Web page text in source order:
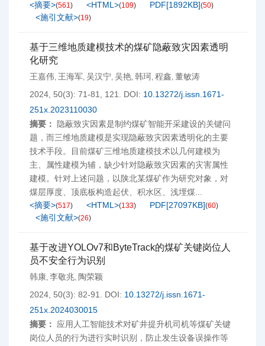
<摘要>(561) <HTML>(109) PDF[1892KB](50)
<施引文献>(19)
基于三维地质建模技术的煤矿隐蔽致灾因素透明
化研究
王嘉伟, 王海军, 吴汉宁, 吴艳, 韩珂, 程鑫, 董敏涛
2024, 50(3): 71-81, 121.
DOI: 10.13272/j.issn.1671-
251x.2023110030
摘要：
隐蔽致灾因素是制约煤矿智能开采建设的关键问
题，而三维地质建模是实现隐蔽致灾因素透明化的主要
技术手段。目前煤矿三维地质建模技术以几何建模为
主、属性建模为辅，缺少针对隐蔽致灾因素的灾害属性
建模。针对上述问题，以陕北某煤矿作为研究对象，对
煤层厚度、顶底板构造起伏、积水区、浅埋煤...
<摘要>(517) <HTML>(133) PDF[27097KB](60)
<施引文献>(26)
基于改进YOLOv7和ByteTrack的煤矿关键岗位人
员不安全行为识别
韩康, 李敬兆, 陶荣颖
2024, 50(3): 82-91.
DOI: 10.13272/j.issn.1671-
251x.2024030015
摘要：
应用人工智能技术对矿井提升机司机等煤矿关键
岗位人员的行为进行实时识别，防止发生设备误操作等